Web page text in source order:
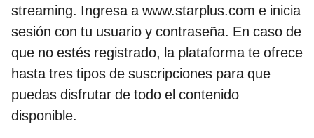
streaming. Ingresa a www.starplus.com e inicia
sesión con tu usuario y contraseña. En caso de
que no estés registrado, la plataforma te ofrece
hasta tres tipos de suscripciones para que
puedas disfrutar de todo el contenido
disponible.